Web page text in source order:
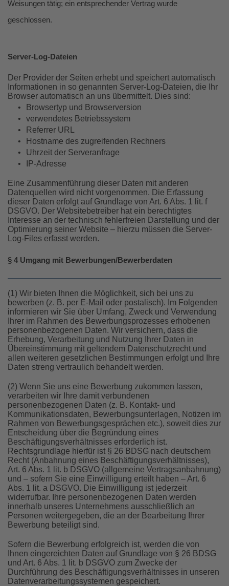
Weisungen tätig; ein entsprechender Vertrag wurde
geschlossen.
Server-Log-Dateien
Der Provider der Seiten erhebt und speichert automatisch
Informationen in so genannten Server-Log-Dateien, die Ihr
Browser automatisch an uns übermittelt. Dies sind:
•
Browsertyp und Browserversion
•
verwendetes Betriebssystem
•
Referrer URL
•
Hostname des zugreifenden Rechners
•
Uhrzeit der Serveranfrage
•
IP-Adresse
Eine Zusammenführung dieser Daten mit anderen
Datenquellen wird nicht vorgenommen. Die Erfassung
dieser Daten erfolgt auf Grundlage von Art. 6 Abs. 1 lit. f
DSGVO. Der Websitebetreiber hat ein berechtigtes
Interesse an der technisch fehlerfreien Darstellung und der
Optimierung seiner Website – hierzu müssen die Server-
Log-Files erfasst werden.
§ 4 Umgang mit Bewerbungen/Bewerberdaten
(1) Wir bieten Ihnen die Möglichkeit, sich bei uns zu
bewerben (z. B. per E-Mail oder postalisch). Im Folgenden
informieren wir Sie über Umfang, Zweck und Verwendung
Ihrer im Rahmen des Bewerbungsprozesses erhobenen
personenbezogenen Daten. Wir versichern, dass die
Erhebung, Verarbeitung und Nutzung Ihrer Daten in
Übereinstimmung mit geltendem Datenschutzrecht und
allen weiteren gesetzlichen Bestimmungen erfolgt und Ihre
Daten streng vertraulich behandelt werden.
(2) Wenn Sie uns eine Bewerbung zukommen lassen,
verarbeiten wir Ihre damit verbundenen
personenbezogenen Daten (z. B. Kontakt- und
Kommunikationsdaten, Bewerbungsunterlagen, Notizen im
Rahmen von Bewerbungsgesprächen etc.), soweit dies zur
Entscheidung über die Begründung eines
Beschäftigungsverhältnisses erforderlich ist.
Rechtsgrundlage hierfür ist § 26 BDSG nach deutschem
Recht (Anbahnung eines Beschäftigungsverhältnisses),
Art. 6 Abs. 1 lit. b DSGVO (allgemeine Vertragsanbahnung)
und – sofern Sie eine Einwilligung erteilt haben – Art. 6
Abs. 1 lit. a DSGVO. Die Einwilligung ist jederzeit
widerrufbar. Ihre personenbezogenen Daten werden
innerhalb unseres Unternehmens ausschließlich an
Personen weitergegeben, die an der Bearbeitung Ihrer
Bewerbung beteiligt sind.
Sofern die Bewerbung erfolgreich ist, werden die von
Ihnen eingereichten Daten auf Grundlage von § 26 BDSG
und Art. 6 Abs. 1 lit. b DSGVO zum Zwecke der
Durchführung des Beschäftigungsverhältnisses in unseren
Datenverarbeitungssystemen gespeichert.